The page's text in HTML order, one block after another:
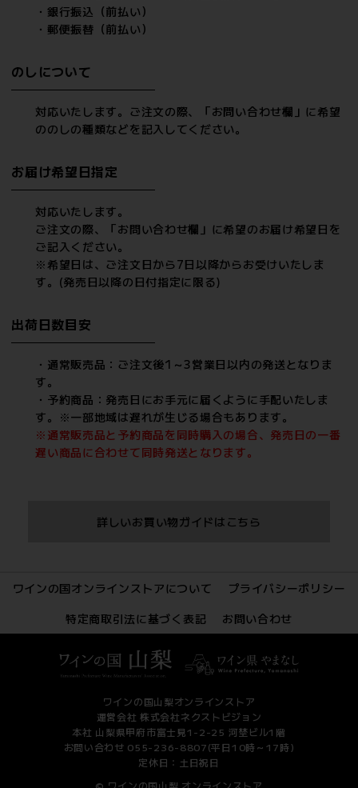
・銀行振込（前払い）
・郵便振替（前払い）
のしについて
対応いたします。ご注文の際、「お問い合わせ欄」に希望
ののしの種類などを記入してください。
お届け希望日指定
対応いたします。
ご注文の際、「お問い合わせ欄」に希望のお届け希望日を
ご記入ください。
※希望日は、ご注文日から7日以降からお受けいたしま
す。(発売日以降の日付指定に限る)
出荷日数目安
・通常販売品：ご注文後1～3営業日以内の発送となりま
す。
・予約商品：発売日にお手元に届くように手配いたしま
す。※一部地域は遅れが生じる場合もあります。
※通常販売品と予約商品を同時購入の場合、発売日の一番
遅い商品に合わせて同時発送となります。
詳しいお買い物ガイドはこちら
ワインの国オンラインストアについて
プライバシーポリシー
特定商取引法に基づく表記
お問い合わせ
ワインの国山梨オンラインストア
運営会社 株式会社ネクストビジョン
本社 山梨県甲府市富士見1-2-25 河埜ビル1階
お問い合わせ 055-236-8807(平日10時～17時)
定休日：土日祝日
© ワインの国山梨 オンラインストア